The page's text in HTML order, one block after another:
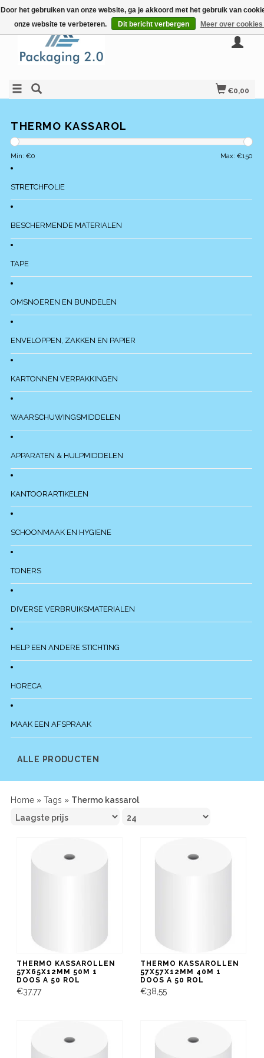
€0,00
THERMO KASSAROL
Min: €0 Max: €150
STRETCHFOLIE
BESCHERMENDE MATERIALEN
TAPE
OMSNOEREN EN BUNDELEN
ENVELOPPEN, ZAKKEN EN PAPIER
KARTONNEN VERPAKKINGEN
WAARSCHUWINGSMIDDELEN
APPARATEN & HULPMIDDELEN
KANTOORARTIKELEN
SCHOONMAAK EN HYGIENE
TONERS
DIVERSE VERBRUIKSMATERIALEN
HELP EEN ANDERE STICHTING
HORECA
MAAK EEN AFSPRAAK
ALLE PRODUCTEN
Home » Tags » Thermo kassarol
THERMO KASSAROLLEN
57X65X12MM 50M 1
DOOS A 50 ROL
€37,77
THERMO KASSAROLLEN
57X57X12MM 40M 1
DOOS A 50 ROL
€38,55
Door het gebruiken van onze website, ga je akkoord met het gebruik van
onze website te verbeteren.
Dit bericht verbergen Meer over cookies